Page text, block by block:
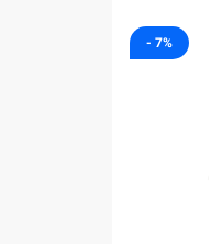
- 7%